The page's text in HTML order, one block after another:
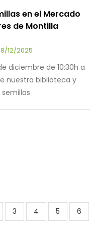
en el Mercado
de Montilla
12/2025
diciembre de 10:30h a
nuestra biblioteca y
Page
3 Page
4 Page
5 Page
6